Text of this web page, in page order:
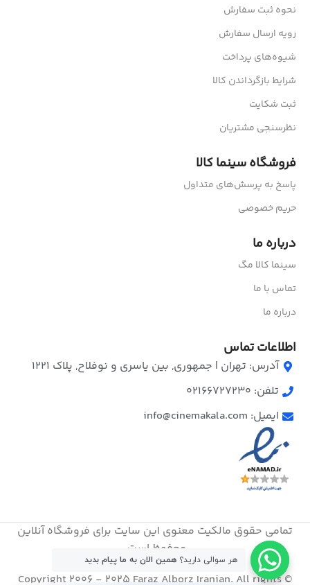
نحوه ثبت سفارش
رویه ارسال سفارش
شیوه‌های پرداخت
شرایط بازگرداندن کالا
ثبت شکایت
نظرسنجی مشتریان
فروشگاه سینما کالا
پاسخ به پرسش‌های متداول
حریم خصوصی
درباره ما
سینما کالا مگ
تماس با ما
درباره ما
اطلاعات تماس
آدرس: تهران | جمهوری, بین یاسری و نوفلاح, پلاک ۱۲۲۱
تلفن: 02166727230
ایمیل: info@cinemakala.com
تمامی حقوق مالکیت معنوی این ‌سایت برای فروشگاه آنلاین
محفوظ است.
© Copyright 2006 - 2025 Faraz Alborz Iranian. All rights
هر سوالی دارید؟ همین الان به ما پیام بدید